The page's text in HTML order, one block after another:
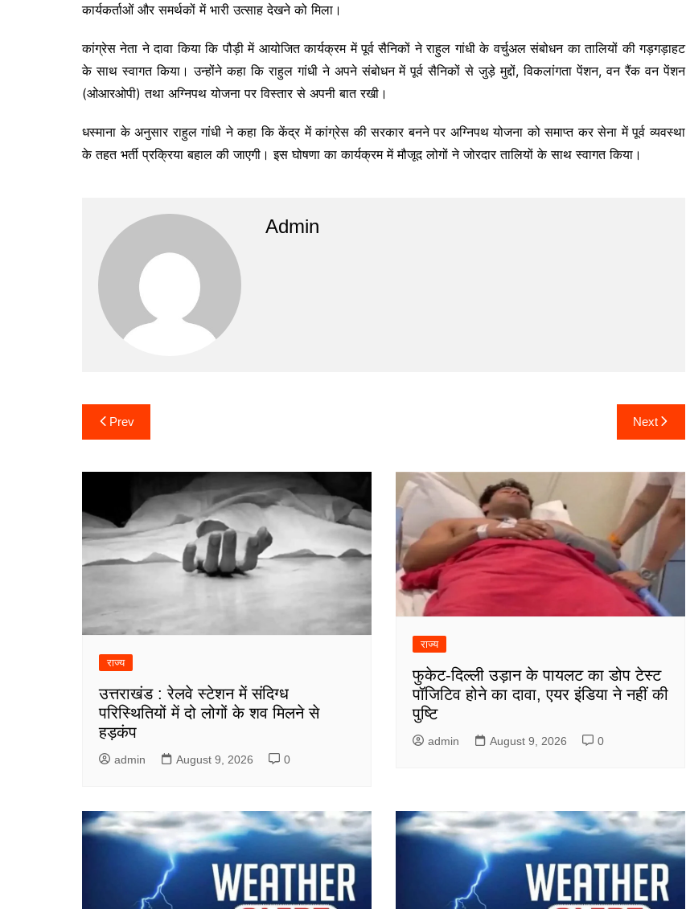
कार्यकर्ताओं और समर्थकों में भारी उत्साह देखने को मिला।
कांग्रेस नेता ने दावा किया कि पौड़ी में आयोजित कार्यक्रम में पूर्व सैनिकों ने राहुल गांधी के वर्चुअल संबोधन का तालियों की गड़गड़ाहट
के साथ स्वागत किया। उन्होंने कहा कि राहुल गांधी ने अपने संबोधन में पूर्व सैनिकों से जुड़े मुद्दों, विकलांगता पेंशन, वन रैंक वन पेंशन
(ओआरओपी) तथा अग्निपथ योजना पर विस्तार से अपनी बात रखी।
धस्माना के अनुसार राहुल गांधी ने कहा कि केंद्र में कांग्रेस की सरकार बनने पर अग्निपथ योजना को समाप्त कर सेना में पूर्व व्यवस्था
के तहत भर्ती प्रक्रिया बहाल की जाएगी। इस घोषणा का कार्यक्रम में मौजूद लोगों ने जोरदार तालियों के साथ स्वागत किया।
Admin
Post
navigation
Prev Next
राज्य
उत्तराखंड : रेलवे स्टेशन में संदिग्ध
परिस्थितियों में दो लोगों के शव मिलने से
हड़कंप
admin August 9, 2026 0
राज्य
फुकेट-दिल्ली उड़ान के पायलट का डोप टेस्ट
पॉजिटिव होने का दावा, एयर इंडिया ने नहीं की
पुष्टि
admin August 9, 2026 0